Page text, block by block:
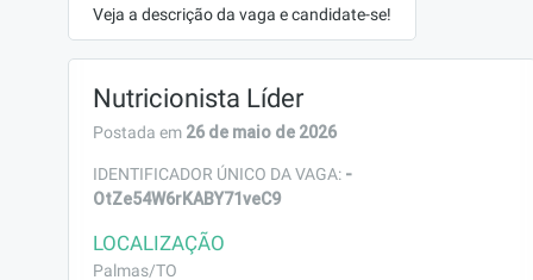
Veja a descrição da vaga e candidate-se!
Nutricionista Líder
Postada em 26 de maio de 2026
IDENTIFICADOR ÚNICO DA VAGA: -
OtZe54W6rKABY71veC9
LOCALIZAÇÃO
Palmas/TO